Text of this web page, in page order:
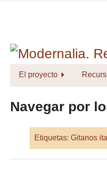
El proyecto
Navegar por
Etiquetas: Gitanos